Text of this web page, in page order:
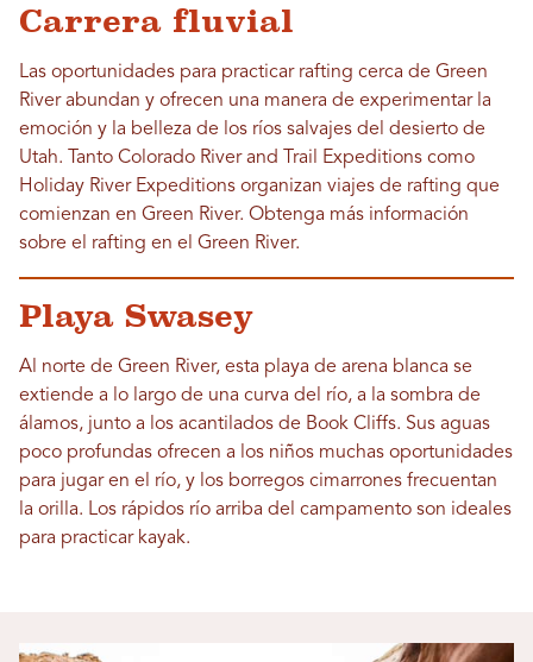
Carrera fluvial
Las oportunidades para practicar rafting cerca de Green
River abundan y ofrecen una manera de experimentar la
emoción y la belleza de los ríos salvajes del desierto de
Utah. Tanto Colorado River and Trail Expeditions como
Holiday River Expeditions organizan viajes de rafting que
comienzan en Green River. Obtenga más información
sobre el rafting en el Green River.
Playa Swasey
Al norte de Green River, esta playa de arena blanca se
extiende a lo largo de una curva del río, a la sombra de
álamos, junto a los acantilados de Book Cliffs. Sus aguas
poco profundas ofrecen a los niños muchas oportunidades
para jugar en el río, y los borregos cimarrones frecuentan
la orilla. Los rápidos río arriba del campamento son ideales
para practicar kayak.